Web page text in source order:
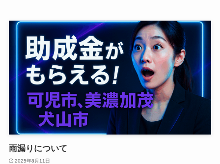
雨漏りについて
2025年8月11日